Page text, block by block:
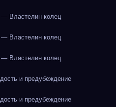
Властелин колец
Властелин колец
Властелин колец
и предубеждение
и предубеждение